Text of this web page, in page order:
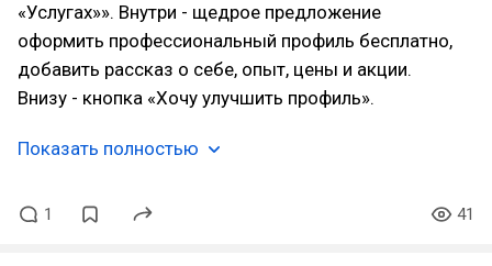
«Услугах»». Внутри - щедрое предложение
оформить профессиональный профиль бесплатно,
добавить рассказ о себе, опыт, цены и акции.
Внизу - кнопка «Хочу улучшить профиль».
Показать полностью
1 41